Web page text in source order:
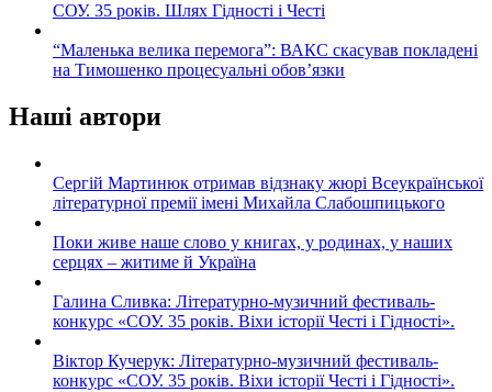
СОУ. 35 років. Шлях Гідності і Честі
“Маленька велика перемога”: ВАКС скасував покладені
на Тимошенко процесуальні обов’язки
Наші автори
Сергій Мартинюк отримав відзнаку жюрі Всеукраїнської
літературної премії імені Михайла Слабошпицького
Поки живе наше слово у книгах, у родинах, у наших
серцях – житиме й Україна
Галина Сливка: Літературно-музичний фестиваль-
конкурс «СОУ. 35 років. Віхи історії Честі і Гідності».
Віктор Кучерук: Літературно-музичний фестиваль-
конкурс «СОУ. 35 років. Віхи історії Честі і Гідності».